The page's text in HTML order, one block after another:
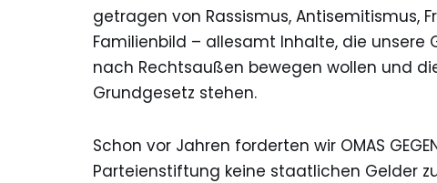
getragen von Rassismus, Antisemitismus,
Familienbild – allesamt Inhalte, die
nach Rechtsaußen bewegen wollen und
Grundgesetz stehen.
Schon vor Jahren forderten wir OMAS
Parteienstiftung keine staatlichen Gelder